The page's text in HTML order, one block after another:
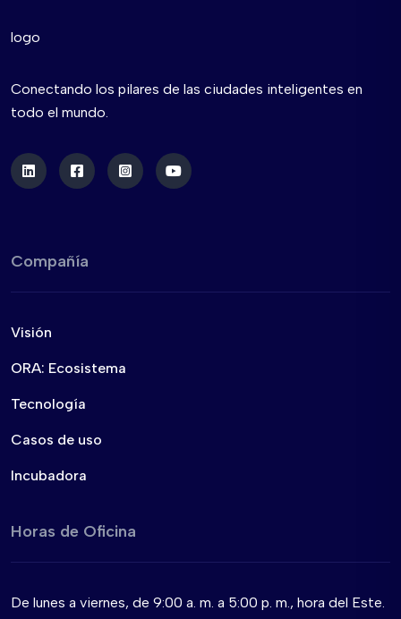
Conectando los pilares de las ciudades inteligentes en
todo el mundo.
Compañía
Visión
ORA: Ecosistema
Tecnología
Casos de uso
Incubadora
Horas de Oficina
De lunes a viernes, de 9:00 a. m. a 5:00 p. m., hora del Este.